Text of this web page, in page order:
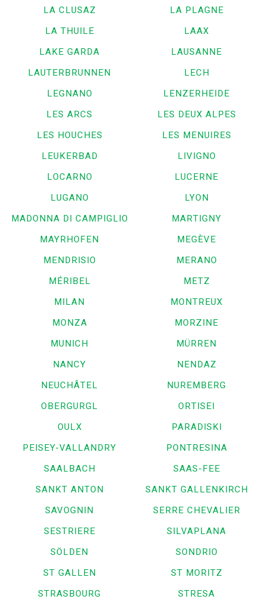
LA CLUSAZ
LA PLAGNE
LA THUILE
LAAX
LAKE GARDA
LAUSANNE
LAUTERBRUNNEN
LECH
LEGNANO
LENZERHEIDE
LES ARCS
LES DEUX ALPES
LES HOUCHES
LES MENUIRES
LEUKERBAD
LIVIGNO
LOCARNO
LUCERNE
LUGANO
LYON
MADONNA DI CAMPIGLIO
MARTIGNY
MAYRHOFEN
MEGÈVE
MENDRISIO
MERANO
MÉRIBEL
METZ
MILAN
MONTREUX
MONZA
MORZINE
MUNICH
MÜRREN
NANCY
NENDAZ
NEUCHÂTEL
NUREMBERG
OBERGURGL
ORTISEI
OULX
PARADISKI
PEISEY-VALLANDRY
PONTRESINA
SAALBACH
SAAS-FEE
SANKT ANTON
SANKT GALLENKIRCH
SAVOGNIN
SERRE CHEVALIER
SESTRIERE
SILVAPLANA
SÖLDEN
SONDRIO
ST GALLEN
ST MORITZ
STRASBOURG
STRESA